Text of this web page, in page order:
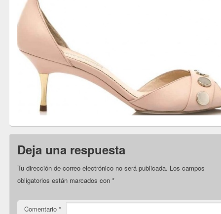
Deja una respuesta
Tu dirección de correo electrónico no será publicada. Los campos
obligatorios están marcados con*
Comentario*